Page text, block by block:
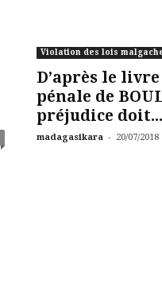
Violation des lois
D’après le
pénale de
préjudice doit...
madagasikara - 20/07/2018